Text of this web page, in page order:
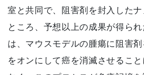
室と共同で、阻害剤を封入した
ところ、予想以上の成果が得ら
は、マウスモデルの腫瘍に阻害
をオンにして癌を消滅させるこ